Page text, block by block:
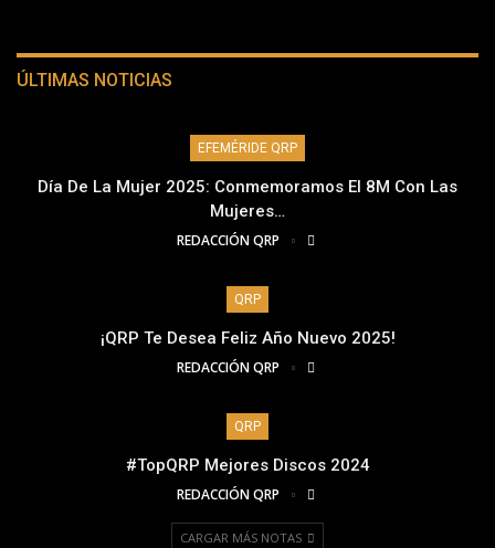
ÚLTIMAS NOTICIAS
EFEMÉRIDE QRP
Día De La Mujer 2025: Conmemoramos El 8M Con Las
Mujeres…
REDACCIÓN QRP
QRP
¡QRP Te Desea Feliz Año Nuevo 2025!
REDACCIÓN QRP
QRP
#TopQRP Mejores Discos 2024
REDACCIÓN QRP
CARGAR MÁS NOTAS